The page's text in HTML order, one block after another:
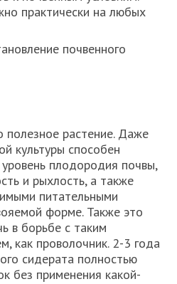
практически на любых
почвенного
полезное растение. Даже
культуры способен
плодородия почвы,
и рыхлость, а также
питательными
форме. Также это
в борьбе с таким
как проволочник. 2-3 года
сидерата полностью
без применения какой-